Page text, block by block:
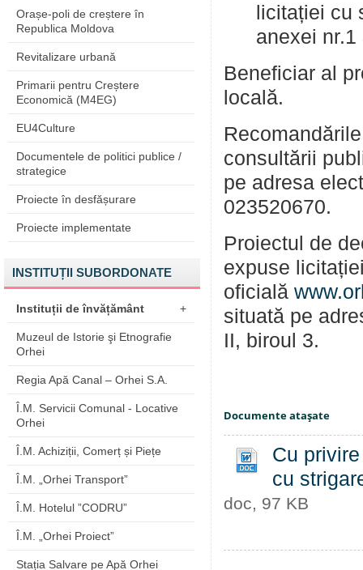
Orașe-poli de creștere în
Republica Moldova
Revitalizare urbană
Primarii pentru Creștere
Economică (M4EG)
EU4Culture
Documentele de politici publice /
strategice
Proiecte în desfășurare
Proiecte implementate
INSTITUȚII SUBORDONATE
Instituții de învățământ +
Muzeul de Istorie şi Etnografie
Orhei
Regia Apă Canal – Orhei S.A.
Î.M. Servicii Comunal - Locative
Orhei
Î.M. Achiziții, Comerț și Piețe
Î.M. „Orhei Transport”
Î.M. Hotelul ”CODRU”
Î.M. „Orhei Proiect”
Stația Salvare pe Apă Orhei
licitației cu
anexei
Beneficiar al
locală.
consultării
pe adresa
023520670.
Proiectul de
expuse
oficială
situată pe
II, biroul 3.
Documente ataşate
Cu
cu
doc, 97 KB